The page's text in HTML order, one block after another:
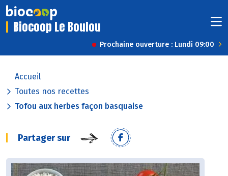
Biocoop Le Boulou
Prochaine ouverture : Lundi 09:00
Accueil
Toutes nos recettes
Tofou aux herbes façon basquaise
Partager sur